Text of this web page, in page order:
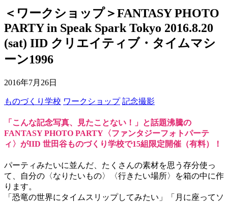
＜ワークショップ＞FANTASY PHOTO
PARTY in Speak Spark Tokyo 2016.8.20
(sat) IID クリエイティブ・タイムマシ
ーン1996
2016年7月26日
ものづくり学校 ワークショップ 記念撮影
「こんな記念写真、見たことない！」と話題沸騰の
FANTASY PHOTO PARTY〈ファンタジーフォトパーテ
ィ〉がIID 世田谷ものづくり学校で15組限定開催（有料）！
パーティみたいに並んだ、たくさんの素材を思う存分使っ
て、自分の〈なりたいもの〉〈行きたい場所〉を箱の中に作
ります。
「恐竜の世界にタイムスリップしてみたい」「月に座ってソ